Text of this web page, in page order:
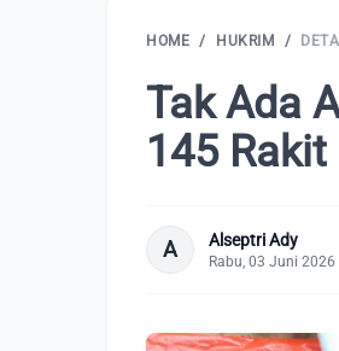
HOME / HUKRIM /
Tak Ada
145
A Alseptri Ady
Rabu, 03 Juni 2026